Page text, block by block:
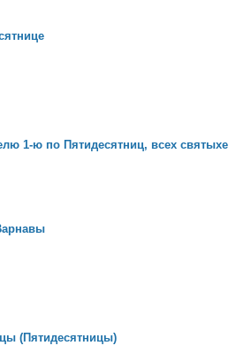
1-ю по Пятидесятниц, всех святыхе
(Пятидесятницы)